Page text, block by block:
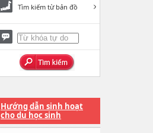
Tìm kiếm từ bản đồ
Hướng dẫn sinh hoạt
cho du học sinh